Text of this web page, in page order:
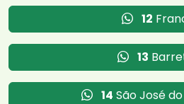
12
13
14 São José